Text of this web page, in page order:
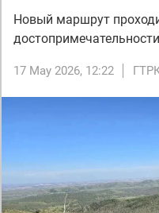
Новый маршрут
достопримечательности
17 May 2026, 12:22